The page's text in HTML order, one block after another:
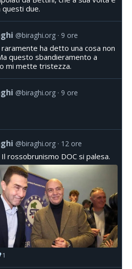
due.
@biraghi.org 9 ore
ha detto una cosa non
questo sbandieramento a
mi mette tristezza.
@biraghi.org 9 ore
@biraghi.org 12 ore
rossobrunismo DOC si palesa.
1